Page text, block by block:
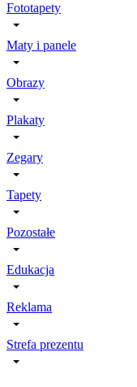
Fototapety
Maty i panele
Obrazy
Plakaty
Zegary
Tapety
Pozostałe
Edukacja
Reklama
Strefa prezentu